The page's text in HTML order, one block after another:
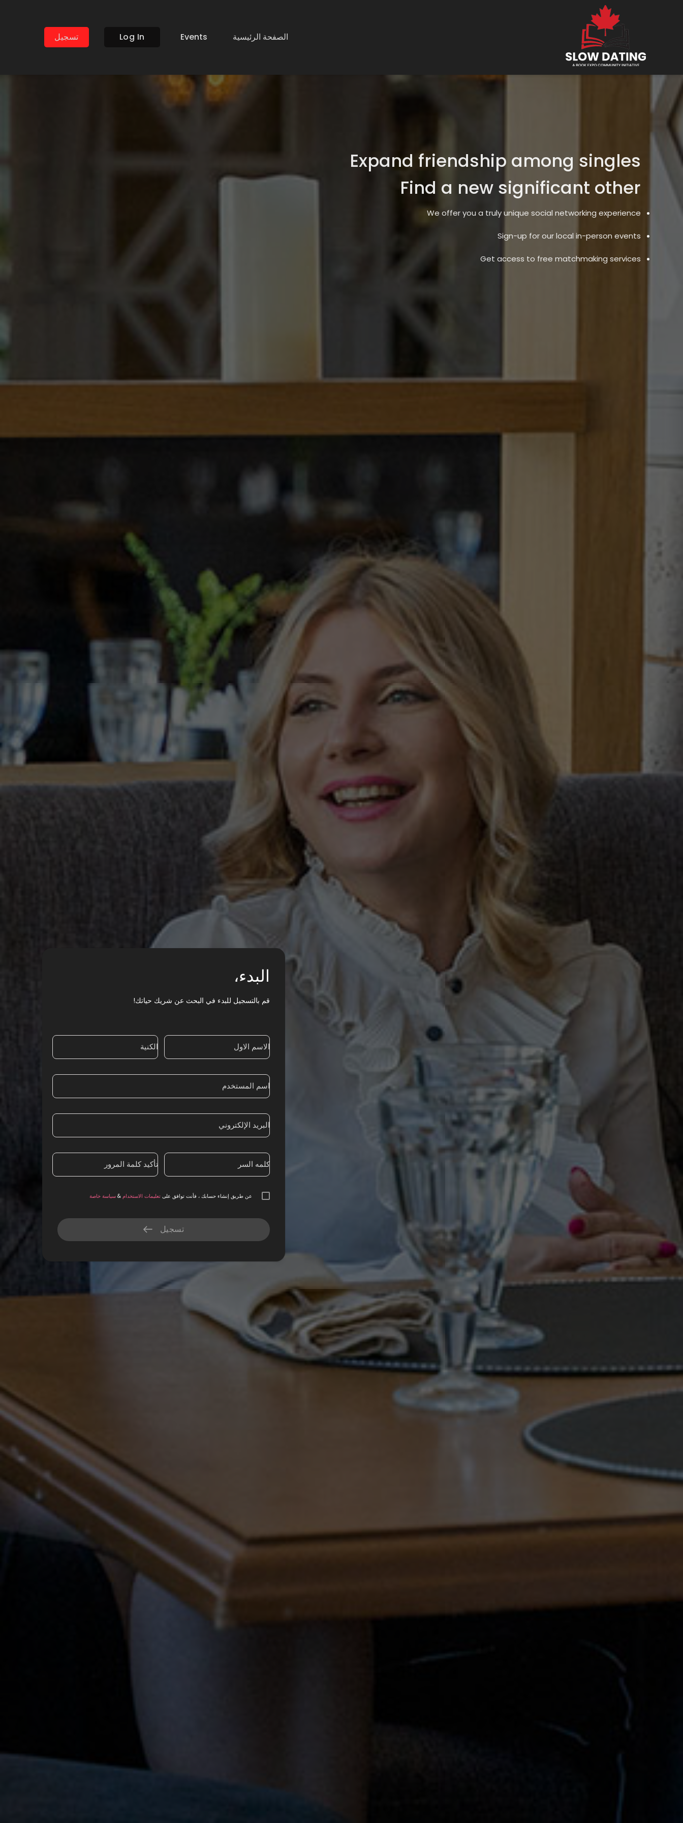
الصفحة الرئيسية Events
Log In تسجيل
Expand friendship among singles
Find a new significant other
We offer you a truly unique social networking experience
Sign-up for our local in-person events
Get access to free matchmaking services
البدء،
قم بالتسجيل للبدء في البحث عن شريك حياتك!
الاسم الاول الكنية
اسم المستخدم
البريد الإلكتروني
كلمه السر تأكيد كلمة المرور
عن طريق إنشاء حسابك ، فأنت توافق علىتعليمات الاستخدام &سياسة خاصة
تسجيل